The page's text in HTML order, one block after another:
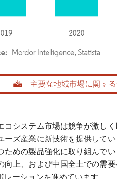
再利用にはCC BY 4.0の表示が必要です。
コシステム市場は競争が激し
ーズ産業に新技術を提供して
ための製品強化に取り組んで
向上、および中国全土での需
ーションを進めています。